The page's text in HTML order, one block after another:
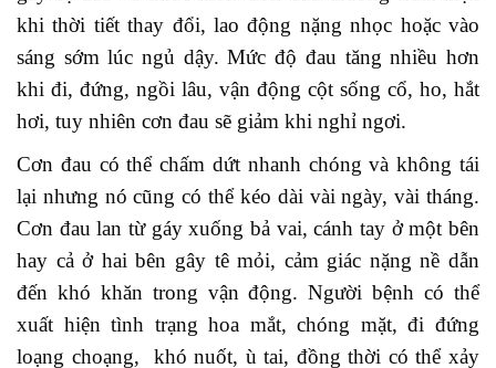
khi thời tiết thay đổi, lao động nặng nhọc hoặc vào
sáng sớm lúc ngủ dậy. Mức độ đau tăng nhiều hơn
khi đi, đứng, ngồi lâu, vận động cột sống cổ, ho, hắt
hơi, tuy nhiên cơn đau sẽ giảm khi nghỉ ngơi.
Cơn đau có thể chấm dứt nhanh chóng và không tái
lại nhưng nó cũng có thể kéo dài vài ngày, vài tháng.
Cơn đau lan từ gáy xuống bả vai, cánh tay ở một bên
hay cả ở hai bên gây tê mỏi, cảm giác nặng nề dẫn
đến khó khăn trong vận động. Người bệnh có thể
xuất hiện tình trạng hoa mắt, chóng mặt, đi đứng
loạng choạng, khó nuốt, ù tai, đồng thời có thể xảy